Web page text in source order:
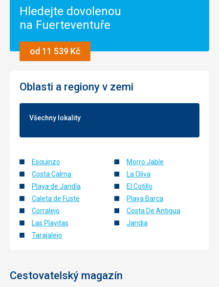
Hledejte dovolenou
na Fuerteventuře
od 11 539 Kč
Oblasti a regiony v zemi
Všechny lokality
Esquinzo
Costa Calma
Playa de Jandía
Caleta de Fuste
Corralejo
Las Playitas
Tarajalejo
Morro Jable
La Oliva
El Cotillo
Playa Barca
Costa De Antigua
Jandia
Cestovatelský magazín